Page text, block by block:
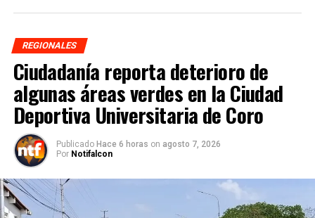
REGIONALES
Ciudadanía reporta deterioro de
algunas áreas verdes en la Ciudad
Deportiva Universitaria de Coro
Publicado Hace 6 horas on agosto 7, 2026
Por Notifalcon